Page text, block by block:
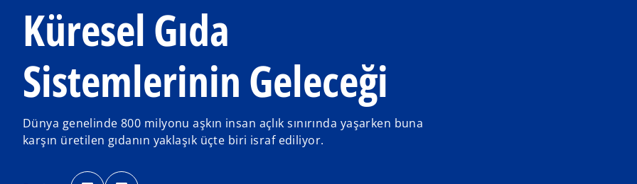
Küresel Gıda
Sistemlerinin Geleceği
Dünya genelinde 800 milyonu aşkın insan açlık sınırında yaşarken buna
karşın üretilen gıdanın yaklaşık üçte biri israf ediliyor.